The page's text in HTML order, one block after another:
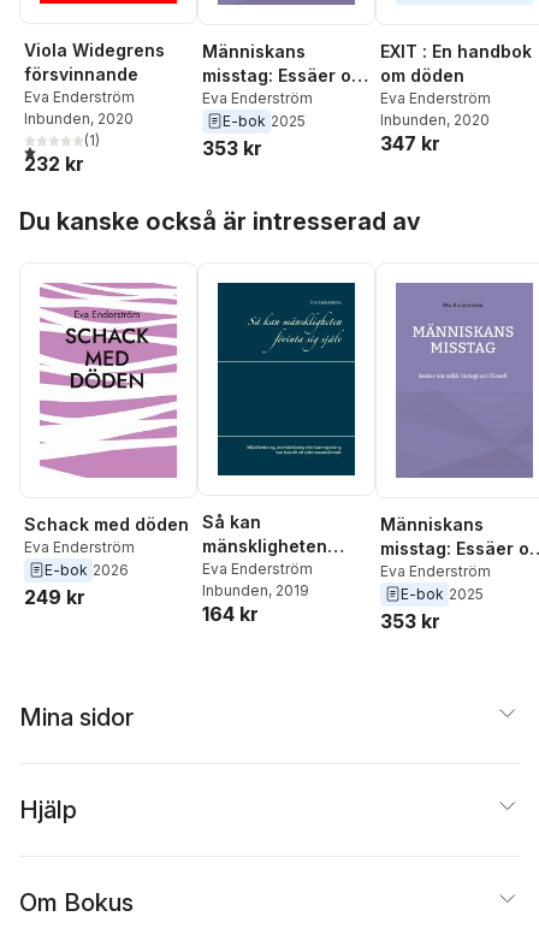
Viola Widegrens
försvinnande
Eva Enderström
Inbunden, 2020
1,0utav 5 stjärnor. Totalt antal röster:
(1)
232 kr
Människans
misstag: Essäer om
miljö, biologi och
filosofi
Eva Enderström
E-bok 2025
353 kr
EXIT : En handbok
om döden
Eva Enderström
Inbunden, 2020
347 kr
Du kanske också är intresserad av
Schack med döden
Eva Enderström
E-bok 2026
249 kr
Så kan
mänskligheten
förinta sig själv :
miljöförstöring,
överbefolkning
Eva Enderström
Inbunden, 2019
164 kr
Människans
misstag: Essäer
miljö, biologi och
filosofi
Eva Enderström
E-bok 2025
353 kr
Mina sidor
Hjälp
Om Bokus